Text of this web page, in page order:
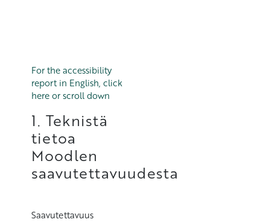
For the accessibility
report in English, click
here or scroll down
1. Teknistä
tietoa
Moodlen
saavutettavuudesta
Saavutettavuus